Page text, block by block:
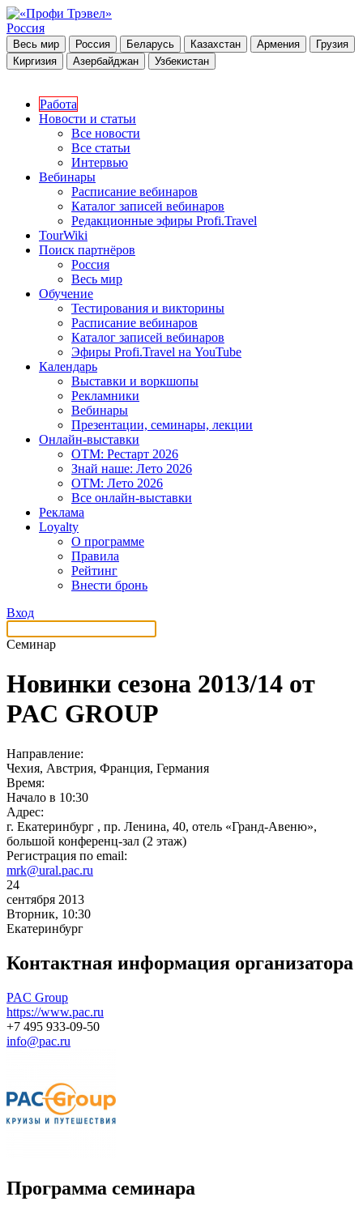
Россия
Весь мир Россия Беларусь Казахстан Армения
Грузия
Киргизия
Азербайджан Узбекистан
Работа
Новости и статьи
Все новости
Все статьи
Интервью
Вебинары
Расписание вебинаров
Каталог записей вебинаров
Редакционные эфиры Profi.Travel
TourWiki
Поиск партнёров
Россия
Весь мир
Обучение
Тестирования и викторины
Расписание вебинаров
Каталог записей вебинаров
Эфиры Profi.Travel на YouTube
Календарь
Выставки и воркшопы
Рекламники
Вебинары
Презентации, семинары, лекции
Онлайн-выставки
OTM: Рестарт 2026
Знай наше: Лето 2026
OTM: Лето 2026
Все онлайн-выставки
Реклама
Loyalty
О программе
Правила
Рейтинг
Внести бронь
Вход
Семинар
Новинки сезона 2013/14 от
PAC GROUP
Направление:
Чехия, Австрия, Франция, Германия
Время:
Начало в 10:30
Адрес:
г. Екатеринбург , пр. Ленина, 40, отель «Гранд-Авеню»,
большой конференц-зал (2 этаж)
Регистрация по email:
mrk@ural.pac.ru
24
сентября 2013
Вторник, 10:30
Екатеринбург
Контактная информация организатора
PAC Group
https://www.pac.ru
+7 495 933-09-50
info@pac.ru
Программа семинара